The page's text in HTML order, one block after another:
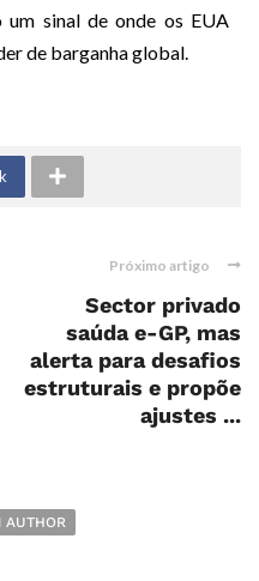
sinal de onde os EUA
de barganha global.
Próximo artigo
Sector privado
saúda e-GP, mas
alerta para desafios
estruturais e propõe
ajustes ...
AUTHOR